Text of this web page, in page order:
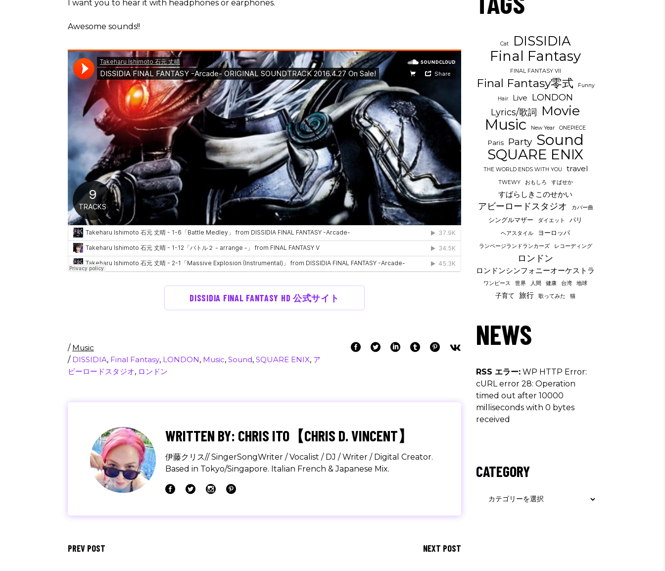
I want you to hear it with headphones or earphones.
Awesome sounds!!
DISSIDIA FINAL FANTASY HD 公式サイト
/ Music
/ DISSIDIA, Final Fantasy, LONDON, Music, Sound, SQUARE ENIX, ア
ビーロードスタジオ, ロンドン
WRITTEN BY: CHRIS ITO【CHRIS D. VINCENT】
伊藤クリス// SingerSongWriter / Vocalist / DJ / Writer / Digital Creator.
Based in Tokyo/Singapore. Italian French & Japanese Mix.
PREV POST NEXT POST
Cat DISSIDIA
Final Fantasy
FINAL FANTASY VII
Final Fantasy零式 Funny
Hair Live LONDON
Lyrics/歌詞 Movie
Music New Year ONEPIECE
Paris Party Sound
SQUARE ENIX
THE WORLD ENDS WITH YOU travel
TWEWY おもしろ すばせか
すばらしきこのせかい
アビーロードスタジオ カバー曲
シングルマザー ダイエット パリ
ヘアスタイル ヨーロッパ
ランページランドランカーズ レコーディング
ロンドン
ロンドンシンフォニーオーケストラ
ワンピース 世界 人間 健康 台湾 地球
子育て 旅行 歌ってみた 猫
NEWS
RSS エラー: WP HTTP Error:
cURL error 28: Operation
timed out after 10000
milliseconds with 0 bytes
received
CATEGORY
Category